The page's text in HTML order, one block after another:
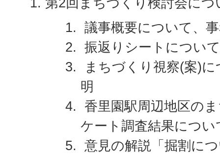
議事概要について、
振返りシートについ
まちづくり視察(案)
明
香里園駅周辺地区の
ケート調査結果につ
意見の解説「掘割に